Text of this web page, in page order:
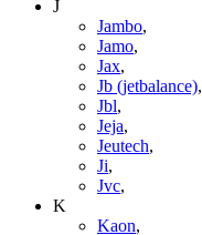
J
Jambo,
Jamo,
Jax,
Jb (jetbalance),
Jbl,
Jeja,
Jeutech,
Ji,
Jvc,
K
Kaon,